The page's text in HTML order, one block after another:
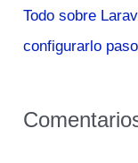
Todo sobre
configurarlo